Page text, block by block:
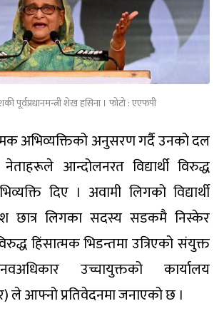
पूर्वप्रधानमन्त्री शेख हसिना । फोटो : एएफपी
अभिव्यक्तिको अनुसरण गर्दै उनको दल
आन्दोलनरत विद्यार्थी विरुद्ध
दिए । अवामी लिगको विद्यार्थी
छात्र लिगका सदस्य सडकमै निस्केर
हिंसात्मक भिडन्तमा उत्रिएको संयुक्त
उच्चायुक्तको कार्यालय
आफ्नो प्रतिवेदनमा जनाएको छ ।